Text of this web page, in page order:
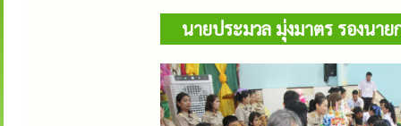
นายประมวล มุ่งมาตร รองนา